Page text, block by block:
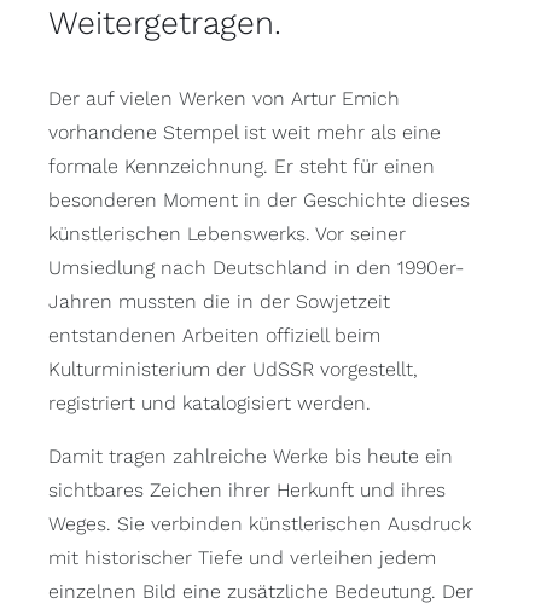
Weitergetragen.
Der auf vielen Werken von Artur Emich
vorhandene Stempel ist weit mehr als eine
formale Kennzeichnung. Er steht für einen
besonderen Moment in der Geschichte dieses
künstlerischen Lebenswerks. Vor seiner
Umsiedlung nach Deutschland in den 1990er-
Jahren mussten die in der Sowjetzeit
entstandenen Arbeiten offiziell beim
Kulturministerium der UdSSR vorgestellt,
registriert und katalogisiert werden.
Damit tragen zahlreiche Werke bis heute ein
sichtbares Zeichen ihrer Herkunft und ihres
Weges. Sie verbinden künstlerischen Ausdruck
mit historischer Tiefe und verleihen jedem
einzelnen Bild eine zusätzliche Bedeutung. Der